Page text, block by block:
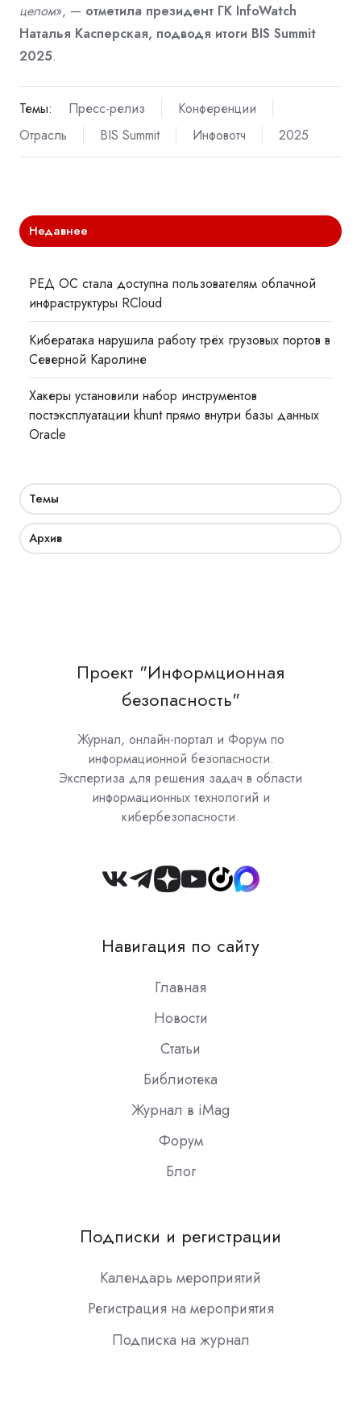
целом», — отметила президент ГК InfoWatch
Наталья Касперская, подводя итоги BIS Summit
2025.
Темы: Пресс-релиз
Конференции
Отрасль
BIS Summit Инфовотч 2025
Недавнее
РЕД ОС стала доступна пользователям облачной
инфраструктуры RCloud
Кибератака нарушила работу трёх грузовых портов в
Северной Каролине
Хакеры установили набор инструментов
постэксплуатации khunt прямо внутри базы данных
Oracle
Темы
Архив
Проект "Информционная
безопасность"
Журнал, онлайн-портал и Форум по
информационной безопасности.
Экспертиза для решения задач в области
информационных технологий и
кибербезопасности.
Join
Slack
Навигация по сайту
Главная
Новости
Статьи
Библиотека
Журнал в iMag
Форум
Блог
Подписки и регистрации
Календарь мероприятий
Регистрация на мероприятия
Подписка на журнал